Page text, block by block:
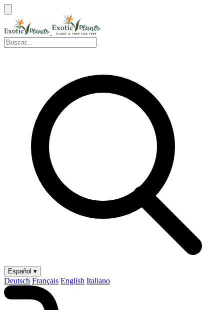
Español ▾
Deutsch Français English Italiano